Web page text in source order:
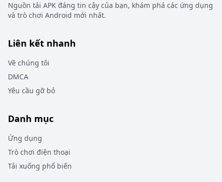
Nguồn tải APK đáng tin cậy của bạn, khám phá các ứng dụng
và trò chơi Android mới nhất.
Liên kết nhanh
Về chúng tôi
DMCA
Yêu cầu gỡ bỏ
Danh mục
Ứng dụng
Trò chơi điện thoại
Tải xuống phổ biến